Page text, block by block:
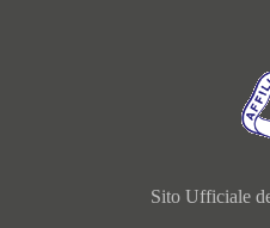
Sito Ufficiale